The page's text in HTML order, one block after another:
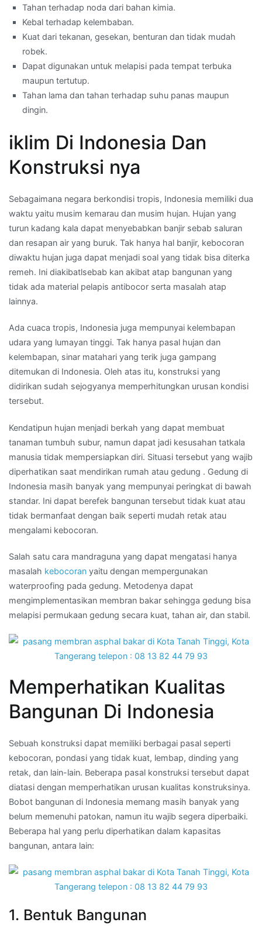
Tahan terhadap noda dari bahan kimia.
Kebal terhadap kelembaban.
Kuat dari tekanan, gesekan, benturan dan tidak mudah
robek.
Dapat digunakan untuk melapisi pada tempat terbuka
maupun tertutup.
Tahan lama dan tahan terhadap suhu panas maupun
dingin.
iklim Di Indonesia Dan
Konstruksi nya
Sebagaimana negara berkondisi tropis, Indonesia memiliki dua
waktu yaitu musim kemarau dan musim hujan. Hujan yang
turun kadang kala dapat menyebabkan banjir sebab saluran
dan resapan air yang buruk. Tak hanya hal banjir, kebocoran
diwaktu hujan juga dapat menjadi soal yang tidak bisa diterka
remeh. Ini diakibatlsebab kan akibat atap bangunan yang
tidak ada material pelapis antibocor serta masalah atap
lainnya.
Ada cuaca tropis, Indonesia juga mempunyai kelembapan
udara yang lumayan tinggi. Tak hanya pasal hujan dan
kelembapan, sinar matahari yang terik juga gampang
ditemukan di Indonesia. Oleh atas itu, konstruksi yang
didirikan sudah sejogyanya memperhitungkan urusan kondisi
tersebut.
Kendatipun hujan menjadi berkah yang dapat membuat
tanaman tumbuh subur, namun dapat jadi kesusahan tatkala
manusia tidak mempersiapkan diri. Situasi tersebut yang wajib
diperhatikan saat mendirikan rumah atau gedung . Gedung di
Indonesia masih banyak yang mempunyai peringkat di bawah
standar. Ini dapat berefek bangunan tersebut tidak kuat atau
tidak bermanfaat dengan baik seperti mudah retak atau
mengalami kebocoran.
Salah satu cara mandraguna yang dapat mengatasi hanya
masalah kebocoran yaitu dengan mempergunakan
waterproofing pada gedung. Metodenya dapat
mengimplementasikan membran bakar sehingga gedung bisa
melapisi permukaan gedung secara kuat, tahan air, dan stabil.
Memperhatikan Kualitas
Bangunan Di Indonesia
Sebuah konstruksi dapat memiliki berbagai pasal seperti
kebocoran, pondasi yang tidak kuat, lembap, dinding yang
retak, dan lain-lain. Beberapa pasal konstruksi tersebut dapat
diatasi dengan memperhatikan urusan kualitas konstruksinya.
Bobot bangunan di Indonesia memang masih banyak yang
belum memenuhi patokan, namun itu wajib segera diperbaiki.
Beberapa hal yang perlu diperhatikan dalam kapasitas
bangunan, antara lain:
1. Bentuk Bangunan